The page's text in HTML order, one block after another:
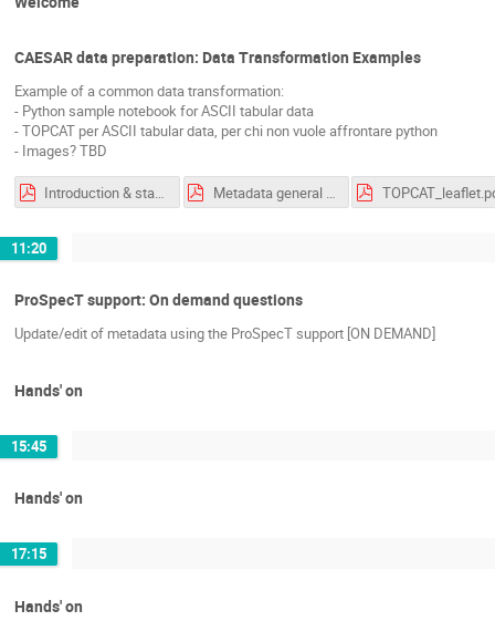
CAESAR data preparation: Data Transformation Examples
Example of a common data transformation:
- Python sample notebook for ASCII tabular data
- TOPCAT per ASCII tabular data, per chi non vuole affrontare python
- Images? TBD
Introduction & standards discussion guidelines Metadata general overview - VO guided description
11:20
ProSpecT support: On demand questions
Update/edit of metadata using the ProSpecT support [ON DEMAND]
Hands' on
15:45
Hands' on
17:15
Hands' on